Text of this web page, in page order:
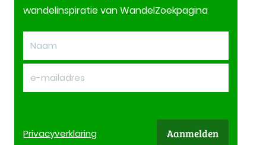
wandelinspiratie van WandelZoekpagina
Privacyverklaring Aanmelden